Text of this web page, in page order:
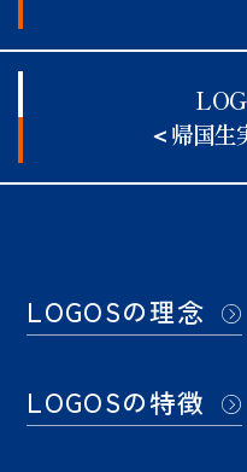
＜帰国生
LOGOSの理念
LOGOSの特徴